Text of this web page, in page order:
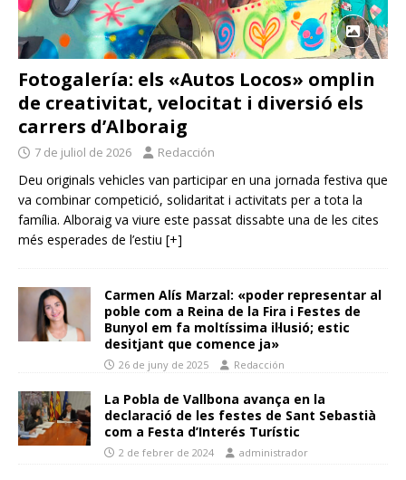
Fotogalería: els «Autos Locos» omplin
de creativitat, velocitat i diversió els
carrers d’Alboraig
7 de juliol de 2026 Redacción
Deu originals vehicles van participar en una jornada festiva que
va combinar competició, solidaritat i activitats per a tota la
família. Alboraig va viure este passat dissabte una de les cites
més esperades de l’estiu [+]
Carmen Alís Marzal: «poder representar al
poble com a Reina de la Fira i Festes de
Bunyol em fa moltíssima il·lusió; estic
desitjant que comence ja»
26 de juny de 2025 Redacción
La Pobla de Vallbona avança en la
declaració de les festes de Sant Sebastià
com a Festa d’Interés Turístic
2 de febrer de 2024 administrador